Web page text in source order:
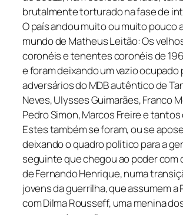
brutalmente torturado na fase de
O país andou muito ou muito pouco
mundo de Matheus Leitão: Os
coronéis e tenentes coronéis de
e foram deixando um vazio ocupado
adversários do MDB autêntico de
Neves, Ulysses Guimarães, Franco
Pedro Simon, Marcos Freire e
Estes também se foram, ou se
deixando o quadro político para a
seguinte que chegou ao poder com
de Fernando Henrique, numa
jovens da guerrilha, que assumem a
com Dilma Rousseff, uma menina